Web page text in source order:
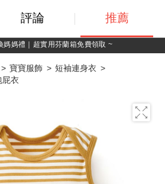
綁定LINE好友，500購物金立即
寶寶服飾
短袖連身衣
屁衣
評論 推薦